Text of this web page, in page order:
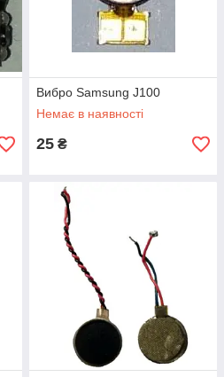
Вибро Samsung J100
Немає в наявності
25 ₴